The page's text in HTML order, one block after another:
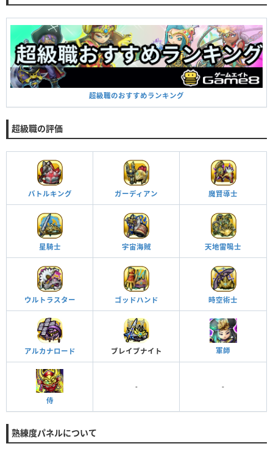
超級職のおすすめランキング
超級職の評価
バトルキング ガーディアン 魔賢導士
星騎士 宇宙海賊 天地雷鳴士
ウルトラスター ゴッドハンド 時空術士
アルカナロード ブレイブナイト 軍師
侍
- -
熟練度パネルについて